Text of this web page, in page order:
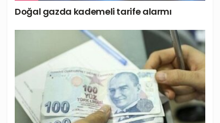
Doğal gazda kademeli tarife alarmı